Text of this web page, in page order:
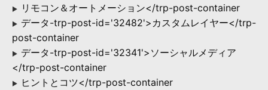
▶ リモコン＆オートメーション</trp-post-container
▶ データ-trp-post-id='32482'>カスタムレイヤー</trp-
post-container
▶ データ-trp-post-id='32341'>ソーシャルメディア
</trp-post-container
▶ ヒントとコツ</trp-post-container